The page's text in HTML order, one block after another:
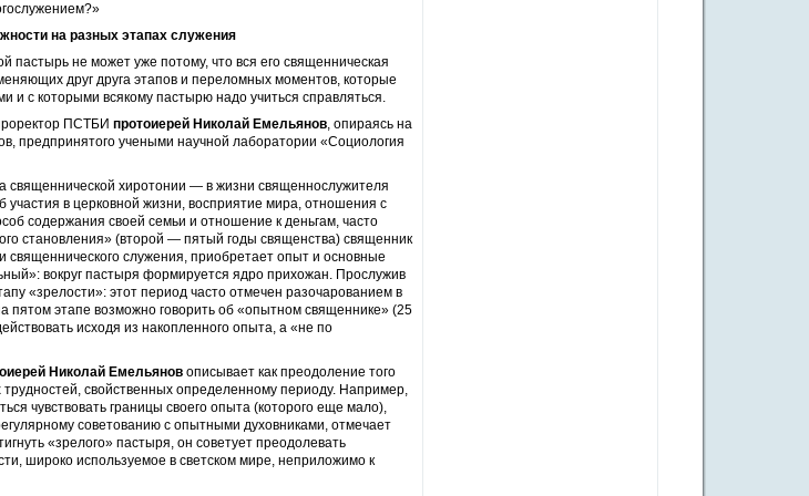
на разных этапах служения
пастырь не может уже потому, что вся его священническая
друг друга этапов и переломных моментов, которые
и с которыми всякому пастырю надо учиться справляться.
ПСТБИ протоиерей Николай Емельянов, опираясь на
предпринятого учеными научной лаборатории «Социология
священнической хиротонии — в жизни священнослужителя
участия в церковной жизни, восприятие мира, отношения с
содержания своей семьи и отношение к деньгам, часто
становления» (второй — пятый годы священства) священник
священнического служения, приобретает опыт и основные
вокруг пастыря формируется ядро прихожан. Прослужив
«зрелости»: этот период часто отмечен разочарованием в
пятом этапе возможно говорить об «опытном священнике» (25
исходя из накопленного опыта, а «не по
Николай Емельянов описывает как преодоление того
трудностей, свойственных определенному периоду. Например,
чувствовать границы своего опыта (которого еще мало),
советованию с опытными духовниками, отмечает
«зрелого» пастыря, он советует преодолевать
широко используемое в светском мире, неприложимо к